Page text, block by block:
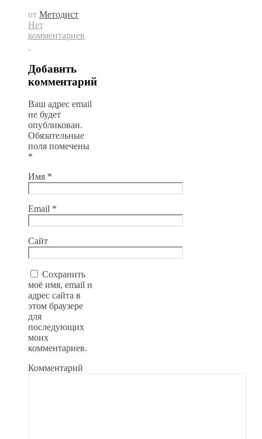
от Методист
Нет
комментариев
Добавить
комментарий
Ваш адрес email
не будет
опубликован.
Обязательные
поля помечены
*
Имя *
Email *
Сайт
Сохранить
моё имя, email и
адрес сайта в
этом браузере
для
последующих
моих
комментариев.
Комментарий